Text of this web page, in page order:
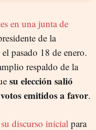
en una junta de
de la
pasado 18 de enero.
respaldo de la
su elección salió
emitidos a favor.
discurso inicial para